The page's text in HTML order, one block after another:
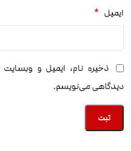
ایمیل *
ذخیره نام، ایمیل و وبسایت
دیدگاهی می‌نویسم.